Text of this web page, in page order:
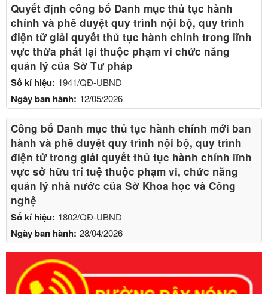
Số kí hiệu: 1941/QĐ-UBND
Ngày ban hành: 12/05/2026
Quyết định công bố Danh mục thủ tục hành
chính và phê duyệt quy trình nội bộ, quy trình
điện tử giải quyết thủ tục hành chính trong lĩnh
vực thừa phát lại thuộc phạm vi chức năng
quản lý của Sở Tư pháp
Số kí hiệu: 1802/QĐ-UBND
Ngày ban hành: 28/04/2026
Công bố Danh mục thủ tục hành chính mới ban
hành và phê duyệt quy trình nội bộ, quy trình
điện tử trong giải quyết thủ tục hành chính lĩnh
vực sở hữu trí tuệ thuộc phạm vi, chức năng
quản lý nhà nước của Sở Khoa học và Công
nghệ